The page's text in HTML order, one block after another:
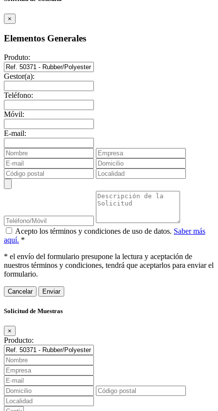
×
Elementos Generales
Produto:
Gestor(a):
Teléfono:
Móvil:
E-mail:
Acepto los términos y condiciones de uso de datos. Saber más
aquí. *
* el envío del formulario presupone la lectura y aceptación de
nuestros términos y condiciones, tendrá que aceptarlos para enviar el
formulario.
Cancelar
Solicitud de Muestras
×
Producto: